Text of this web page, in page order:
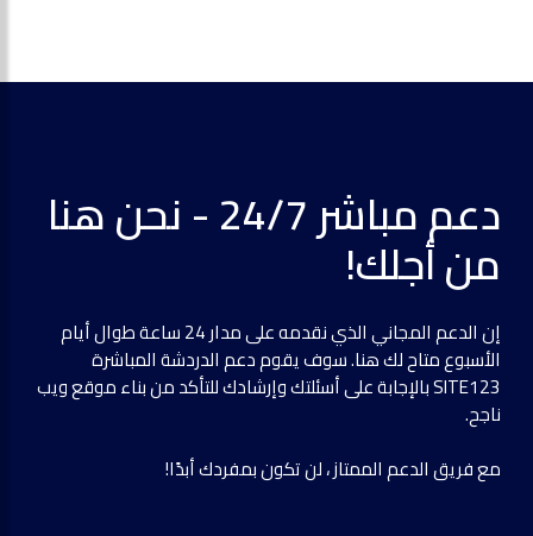
دعم مباشر 24/7 - نحن هنا
من أجلك!
إن الدعم المجاني الذي نقدمه على مدار 24 ساعة طوال أيام
الأسبوع متاح لك هنا. سوف يقوم دعم الدردشة المباشرة
SITE123 بالإجابة على أسئلتك وإرشادك للتأكد من بناء موقع ويب
ناجح.
مع فريق الدعم الممتاز ، لن تكون بمفردك أبدًا!